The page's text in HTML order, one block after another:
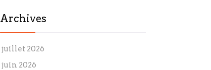
Archives
juillet 2026
juin 2026